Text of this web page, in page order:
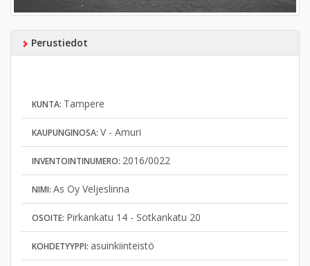
Perustiedot
KUNTA: Tampere
KAUPUNGINOSA: V - Amuri
INVENTOINTINUMERO: 2016/0022
NIMI: As Oy Veljeslinna
OSOITE: Pirkankatu 14 - Sotkankatu 20
KOHDETYYPPI: asuinkiinteistö